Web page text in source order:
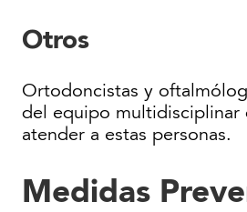
Otros
Ortodoncistas y
del equipo multidisciplinar
atender a estas personas.
Medidas